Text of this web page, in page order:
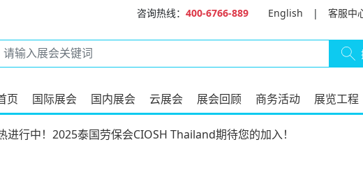
咨询热线： 400-6766-889 English | 客服中
页 国际展会 国内展会 云展会 展会回顾 商务活动 展览工程
进行中！2025泰国劳保会CIOSH Thailand期待您的加入！